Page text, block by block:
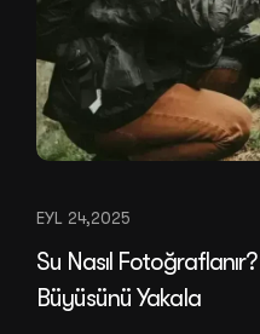
EYL 24,2025
Su Nasıl
Büyüsünü Yakala